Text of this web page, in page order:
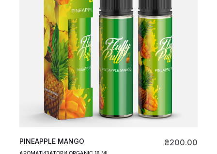
PINEAPPLE MANGO ₴200.00